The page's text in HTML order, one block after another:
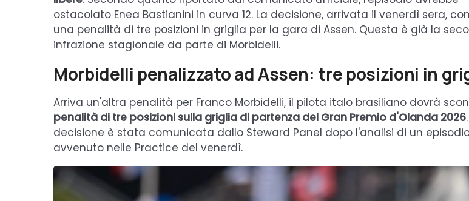
ostacolato Enea Bastianini in curva 12. La decisione, arrivata il venerdì sera,
una penalità di tre posizioni in griglia per la gara di Assen. Questa è già la
infrazione stagionale da parte di Morbidelli.
Morbidelli penalizzato ad Assen: tre posizioni in
Arriva un'altra penalità per Franco Morbidelli, il pilota italo brasiliano dovrà
penalità di tre posizioni sulla griglia di partenza del Gran Premio d'Olanda 2026
decisione è stata comunicata dallo Steward Panel dopo l'analisi di un
avvenuto nelle Practice del venerdì.